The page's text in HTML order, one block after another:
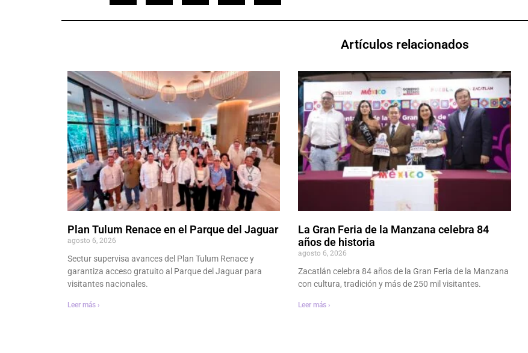
Artículos relacionados
Plan Tulum Renace en el Parque del Jaguar
agosto 6, 2026
Sectur supervisa avances del Plan Tulum Renace y
garantiza acceso gratuito al Parque del Jaguar para
visitantes nacionales.
Leer más ›
La Gran Feria de la Manzana celebra 84
años de historia
agosto 6, 2026
Zacatlán celebra 84 años de la Gran Feria de la Manzana
con cultura, tradición y más de 250 mil visitantes.
Leer más ›